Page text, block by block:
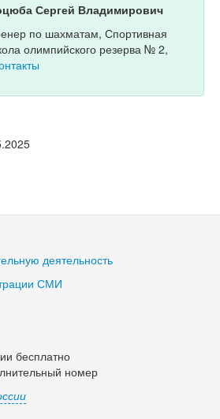
Сергей Владимирович
по шахматам, Спортивная
олимпийского резерва № 2,
деятельность
СМИ
бесплатно
номер